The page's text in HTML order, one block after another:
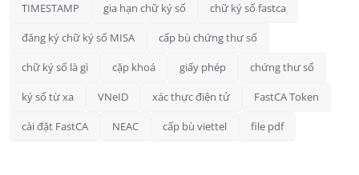
TIMESTAMP gia hạn chữ ký số chữ ký số fastca
đăng ký chữ ký số MISA cấp bù chứng thư số
chữ ký số là gì cặp khoá giấy phép chứng thư số
ký số từ xa VNeID xác thực điện tử FastCA Token
cài đặt FastCA NEAC cấp bù viettel file pdf